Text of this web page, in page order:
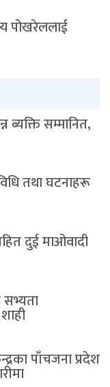
पोखरेललाई
ब्यक्ति सम्मानित,
तथा घटनाहरू
दुई माओवादी
सभ्यता
पाँचजना प्रदेश